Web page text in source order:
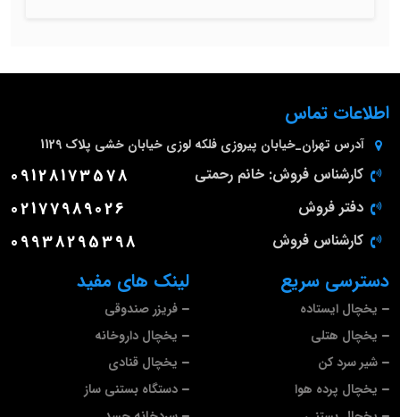
لینک های مفید
فریزر صندوقی
یخچال داروخانه
یخچال قنادی
دستگاه بستنی ساز
دسترسی سریع
یخچال ایستاده
یخچال هتلی
شیر سرد کن
یخچال پرده هوا
اطلاعات تماس
آدرس تهران_خیابان پیروزی فلکه لوزی خیابان خشی پلاک 1129
کارشناس فروش: خانم رحمتی 09128173578
دفتر فروش 02177989026
کارشناس فروش 09938295398